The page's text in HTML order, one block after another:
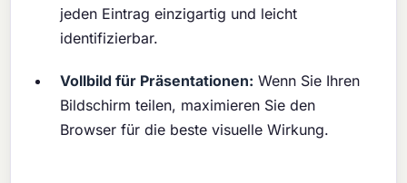
jeden Eintrag einzigartig und leicht
identifizierbar.
Vollbild für Präsentationen: Wenn Sie Ihren
Bildschirm teilen, maximieren Sie den
Browser für die beste visuelle Wirkung.